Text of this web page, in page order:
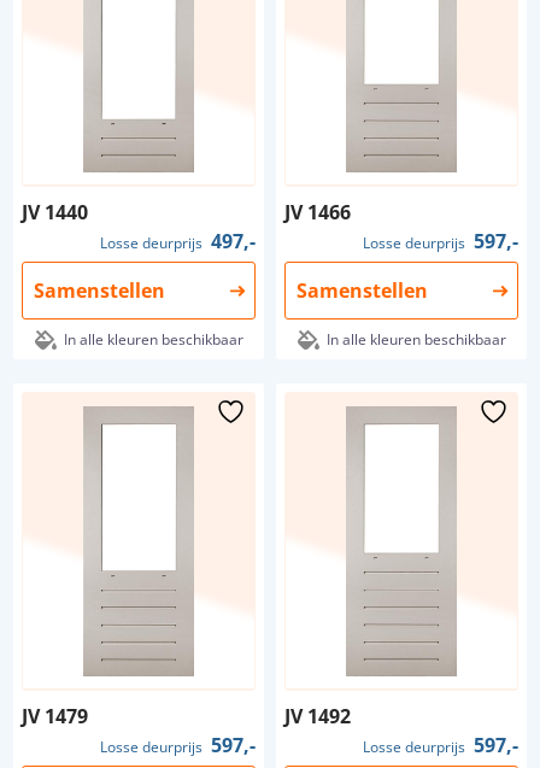
JV 1440
Losse deurprijs 497,-
Samenstellen
In alle kleuren beschikbaar
JV 1466
Losse deurprijs 597,-
Samenstellen
In alle kleuren beschikbaar
JV 1479
Losse deurprijs 597,-
JV 1492
Losse deurprijs 597,-